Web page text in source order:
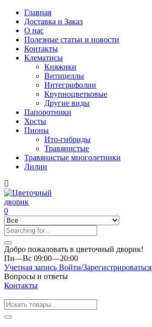
Главная
Доставка и Заказ
О нас
Полезные статьи и новости
Контакты
Клематисы
Княжики
Витицеллы
Интегрифолии
Крупноцветковые
Другие виды
Папоротники
Хосты
Пионы
Ито-гибриды
Травянистые
Травянистые многолетники
Лилии
0
Добро пожаловать в цветочный дворик!
Пн—Вс 09:00—20:00
Учетная запись Войти/Зарегистрироваться
Вопросы и ответы
Контакты